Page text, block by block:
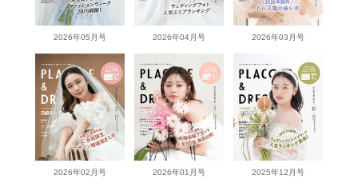
2026年05月号 2026年04月号 2026年03月号
2026年02月号 2026年01月号 2025年12月号